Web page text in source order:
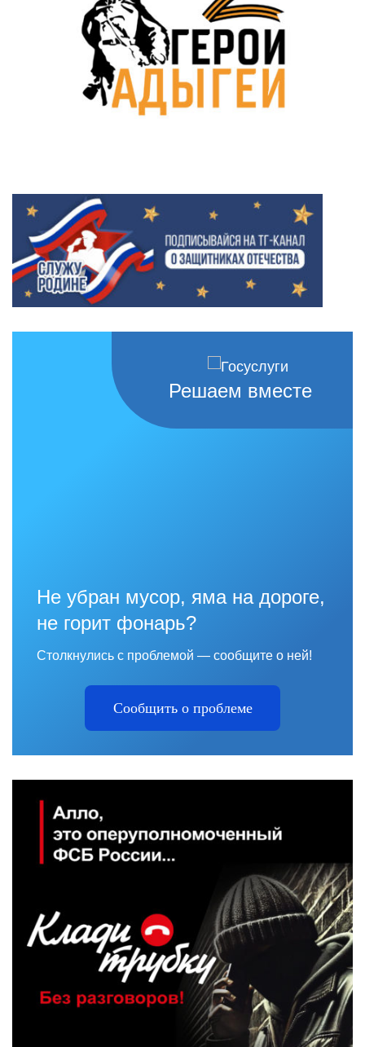
Решаем вместе
Не убран мусор, яма на дороге,
не горит фонарь?
Столкнулись с проблемой — сообщите о ней!
Сообщить о проблеме